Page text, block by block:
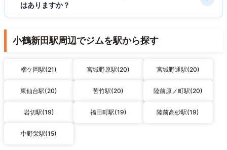
はありますか？
小鶴新田駅周辺でジムを駅から探す
榴ケ岡駅(21) 宮城野原駅(20) 宮城野通駅(20)
東仙台駅(20) 苦竹駅(20) 陸前原ノ町駅(20)
岩切駅(19) 福田町駅(19) 陸前高砂駅(19)
中野栄駅(15)